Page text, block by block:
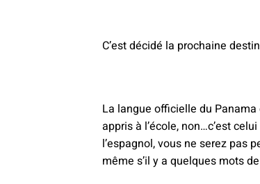
C’est décidé la prochaine
La langue officielle du Panama
appris à l’école, non…c’est
l’espagnol, vous ne serez pas
même s’il y a quelques mots